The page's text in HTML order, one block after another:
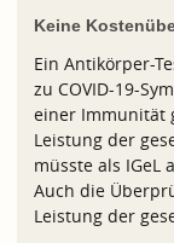
Keine
Ein Antikörper-
zu COVID-19-
einer Immunität
Leistung der
müsste als IGeL
Auch die
Leistung der